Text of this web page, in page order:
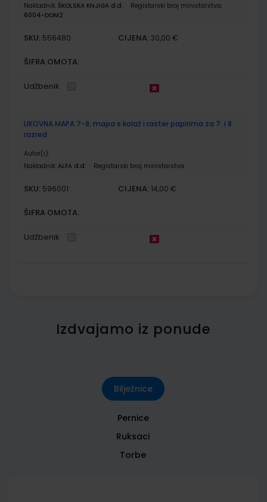
Nakladnik: ŠKOLSKA KNJIGA d.d.
Registarski broj ministarstva:
6004-DOM2
SKU: 556480 CIJENA: 30,00 €
ŠIFRA OMOTA:
Udžbenik
LIKOVNA MAPA 7-8; mapa s kolaž i raster papirima za 7. i 8.
razred
Autor(i):
Nakladnik: ALFA d.d. Registarski broj ministarstva:
SKU: 596001 CIJENA: 14,00 €
ŠIFRA OMOTA:
Udžbenik
Izdvajamo iz ponude
Bilježnice
Pernice
Ruksaci
Torbe